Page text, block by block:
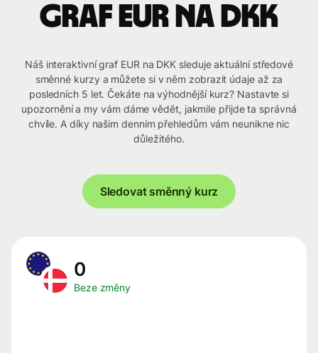
graf EUR na DKK
Náš interaktivní graf EUR na DKK sleduje aktuální středové
směnné kurzy a můžete si v něm zobrazit údaje až za
posledních 5 let. Čekáte na výhodnější kurz? Nastavte si
upozornění a my vám dáme vědět, jakmile přijde ta správná
chvíle. A díky našim denním přehledům vám neunikne nic
důležitého.
Sledovat směnný kurz
0
Beze změny